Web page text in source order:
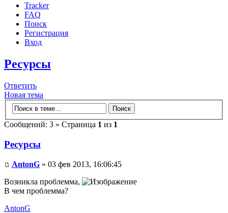
Tracker
FAQ
Поиск
Регистрация
Вход
Ресурсы
Ответить
Новая тема
Сообщений: 3 » Страница 1 из 1
Ресурсы
AntonG » 03 фев 2013, 16:06:45
Возникла проблемма,
В чем проблемма?
AntonG